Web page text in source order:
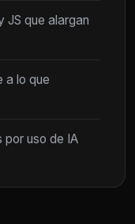
JS que alargan
a lo que
uso de IA